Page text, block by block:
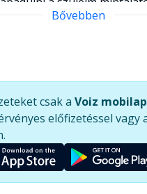
egy egészséges
gyerekük? Képes-e a
a jelenhez való
múltunkat, hogy
hogy megragadhassuk
Tanulmányait az
Lelkigondozók
a CoachOk Szakmai
Bővebben
csak a Voiz
előfizetéssel vagy